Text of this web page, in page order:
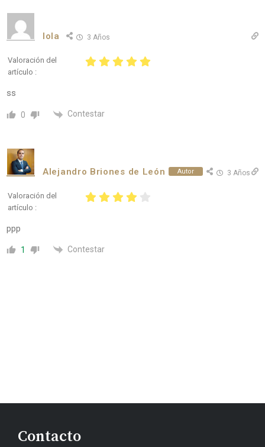
lola 3 Años
Valoración del
artículo :
ss
0 Contestar
Alejandro Briones de León Autor 3 Años
Valoración del
artículo :
ppp
1 Contestar
Contacto